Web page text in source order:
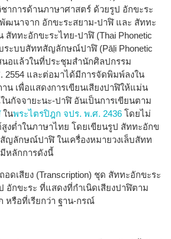
ชาการด้านภาษาศาสตร์ ด้วยรูป อักขะระ
พัฒนาจาก อักขะระสยาม-ปาฬิ และ สัททะ
สัททะอักขะระไทย-ปาฬิ (Thai Phonetic
ระบบสัททสัญลักษณ์ปาฬิ (Pāḷi Phonetic
นอแล้วในที่ประชุมสำนักศิลปกรรม
และต่อมาได้มีการจัดพิมพ์ลงใน
น เพื่อ​แสดงการเขียนเสียง​ปาฬิให้แม่น​
นกัจจายะนะ-ปาฬิ อันเป็นการเขียนตาม
ในพระไตรปิฎก จปร. พ.ศ. 2436 โดยไม่​
งต่ำใน​ภาษา​ไทย โดย​เขียน​รูป สัททะอักข
ญลักษณ์ปาฬิ ใน​เครื่อง​หมายวงเล็บ​สัทท
ลักการดังนี้
อดเสียง (Transcription) ชุด สัททะอักขะระ
อักขะระ ที่แสดงที่กำเนิดเสียงปาฬิตาม
หรือที่เรียกว่า ฐาน-กรณ์